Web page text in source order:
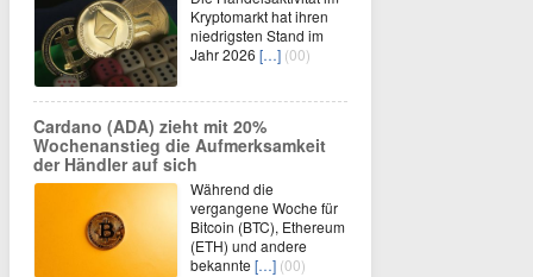
Kryptomarkt hat ihren
niedrigsten Stand im
Jahr 2026 […] (00)
Cardano (ADA) zieht mit 20%
Wochenanstieg die Aufmerksamkeit
der Händler auf sich
Während die
vergangene Woche für
Bitcoin (BTC), Ethereum
(ETH) und andere
bekannte […] (00)